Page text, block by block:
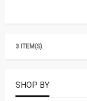
3 ITEM(S)
SHOP BY